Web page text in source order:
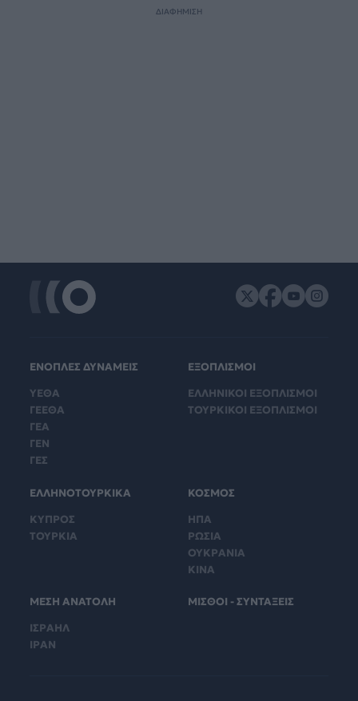
ΔΙΑΦΗΜΙΣΗ
ΕΝΟΠΛΕΣ ΔΥΝΑΜΕΙΣ
ΥΕΘΑ
ΓΕΕΘΑ
ΓΕΑ
ΓΕΝ
ΓΕΣ
ΕΞΟΠΛΙΣΜΟΙ
ΕΛΛΗΝΙΚΟΙ ΕΞΟΠΛΙΣΜΟΙ
ΤΟΥΡΚΙΚΟΙ ΕΞΟΠΛΙΣΜΟΙ
ΕΛΛΗΝΟΤΟΥΡΚΙΚΑ
ΚΥΠΡΟΣ
ΤΟΥΡΚΙΑ
ΚΟΣΜΟΣ
ΗΠΑ
ΡΩΣΙΑ
ΟΥΚΡΑΝΙΑ
ΚΙΝΑ
ΜΕΣΗ ΑΝΑΤΟΛΗ
ΙΣΡΑΗΛ
ΙΡΑΝ
ΜΙΣΘΟΙ - ΣΥΝΤΑΞΕΙΣ